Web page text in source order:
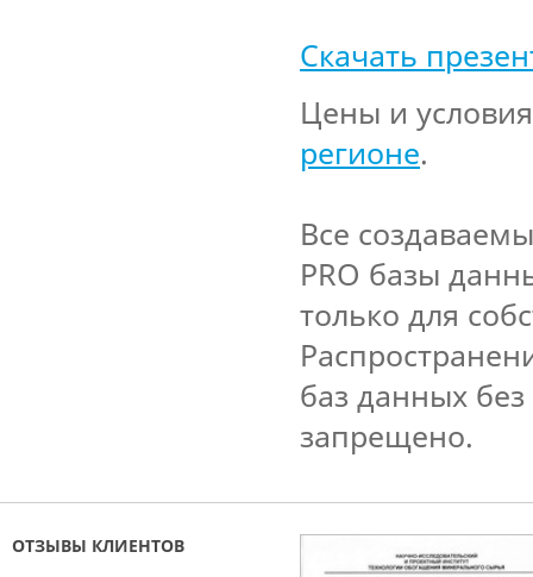
Скачать
Цены и
регионе.
Все
PRO базы
только для
баз данных
запрещено.
ОТЗЫВЫ КЛИЕНТОВ